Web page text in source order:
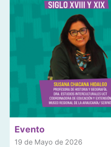
Evento
19 de Mayo de 2026